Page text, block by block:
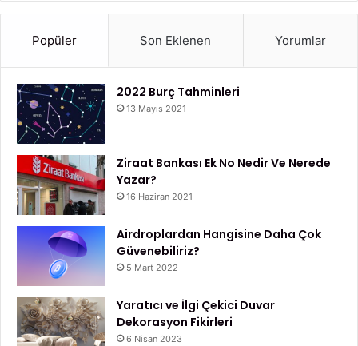
Popüler Son Eklenen Yorumlar
2022 Burç Tahminleri
13 Mayıs 2021
Ziraat Bankası Ek No Nedir Ve Nerede
Yazar?
16 Haziran 2021
Airdroplardan Hangisine Daha Çok
Güvenebiliriz?
5 Mart 2022
Yaratıcı ve İlgi Çekici Duvar
Dekorasyon Fikirleri
6 Nisan 2023